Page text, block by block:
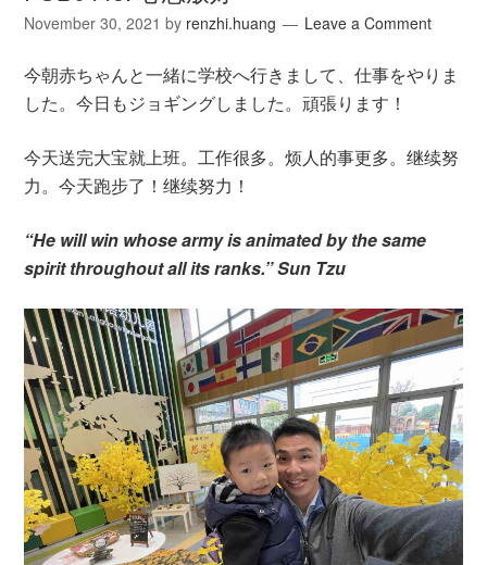
November 30, 2021 by renzhi.huang Leave a Comment
今朝赤ちゃんと一緒に学校へ行きまして、仕事をやりま
した。今日もジョギングしました。頑張ります！
今天送完大宝就上班。工作很多。烦人的事更多。继续努
力。今天跑步了！继续努力！
“He will win whose army is animated by the same
spirit throughout all its ranks.” Sun Tzu